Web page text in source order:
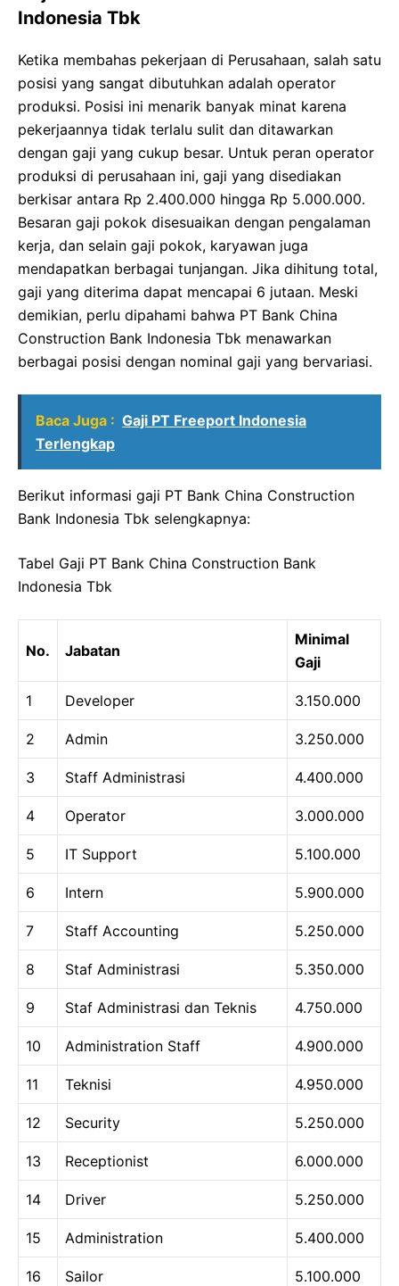
Indonesia Tbk
Ketika membahas pekerjaan di Perusahaan, salah satu
posisi yang sangat dibutuhkan adalah operator
produksi. Posisi ini menarik banyak minat karena
pekerjaannya tidak terlalu sulit dan ditawarkan
dengan gaji yang cukup besar. Untuk peran operator
produksi di perusahaan ini, gaji yang disediakan
berkisar antara Rp 2.400.000 hingga Rp 5.000.000.
Besaran gaji pokok disesuaikan dengan pengalaman
kerja, dan selain gaji pokok, karyawan juga
mendapatkan berbagai tunjangan. Jika dihitung total,
gaji yang diterima dapat mencapai 6 jutaan. Meski
demikian, perlu dipahami bahwa PT Bank China
Construction Bank Indonesia Tbk menawarkan
berbagai posisi dengan nominal gaji yang bervariasi.
Baca Juga : Gaji PT Freeport Indonesia
Terlengkap
Berikut informasi gaji PT Bank China Construction
Bank Indonesia Tbk selengkapnya:
Tabel Gaji PT Bank China Construction Bank
Indonesia Tbk
No. Jabatan
Minimal
Gaji
1 Developer 3.150.000
2 Admin 3.250.000
3 Staff Administrasi 4.400.000
4 Operator 3.000.000
5 IT Support 5.100.000
6 Intern 5.900.000
7 Staff Accounting 5.250.000
8 Staf Administrasi 5.350.000
9 Staf Administrasi dan Teknis 4.750.000
10 Administration Staff 4.900.000
11 Teknisi 4.950.000
12 Security 5.250.000
13 Receptionist 6.000.000
14 Driver 5.250.000
15 Administration 5.400.000
16 Sailor 5.100.000